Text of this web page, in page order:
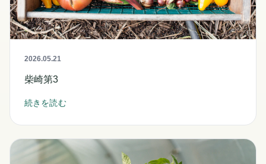
2026.05.21
柴崎第3
続きを読む